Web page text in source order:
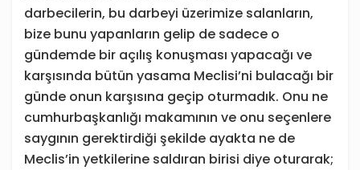
darbecilerin, bu darbeyi üzerimize salanların,
bize bunu yapanların gelip de sadece o
gündemde bir açılış konuşması yapacağı ve
karşısında bütün yasama Meclisi’ni bulacağı bir
günde onun karşısına geçip oturmadık. Onu ne
cumhurbaşkanlığı makamının ve onu seçenlere
saygının gerektirdiği şekilde ayakta ne de
Meclis’in yetkilerine saldıran birisi diye oturarak;